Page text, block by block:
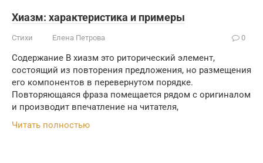
Хиазм: характеристика и примеры
Стихи Елена Петрова 0
Содержание В хиазм это риторический элемент,
состоящий из повторения предложения, но размещения
его компонентов в перевернутом порядке.
Повторяющаяся фраза помещается рядом с оригиналом
и производит впечатление на читателя,
Читать полностью